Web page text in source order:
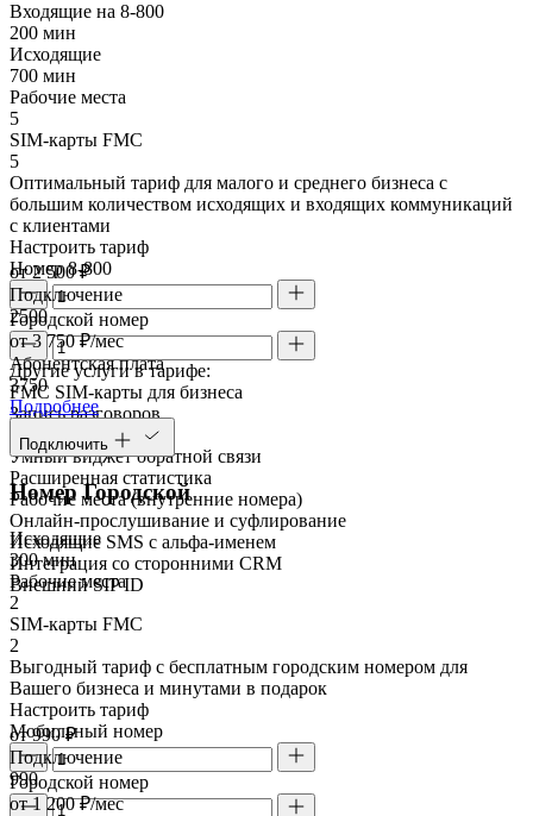
Входящие на 8-800
200 мин
Исходящие
700 мин
Рабочие места
5
SIM-карты FMC
5
Оптимальный тариф для малого и среднего бизнеса с
большим количеством исходящих и входящих коммуникаций
с клиентами
Настроить тариф
Номер 8-800
Городской номер
Другие услуги в тарифе:
FMC SIM-карты для бизнеса
Запись разговоров
Речевая аналитика
Умный виджет обратной связи
Расширенная статистика
Рабочие места (внутренние номера)
Онлайн-прослушивание и суфлирование
Исходящие SMS с альфа-именем
Интеграция со сторонними CRM
Внешний SIP ID
от 2 500 ₽
Подключение
2500
от 3 750 ₽/мес
Абонентская плата
3750
Подробнее
Подключить
Номер Городской
Исходящие
300 мин
Рабочие места
2
SIM-карты FMC
2
Выгодный тариф с бесплатным городским номером для
Вашего бизнеса и минутами в подарок
Настроить тариф
Мобильный номер
Городской номер
от 990 ₽
Подключение
990
от 1 200 ₽/мес